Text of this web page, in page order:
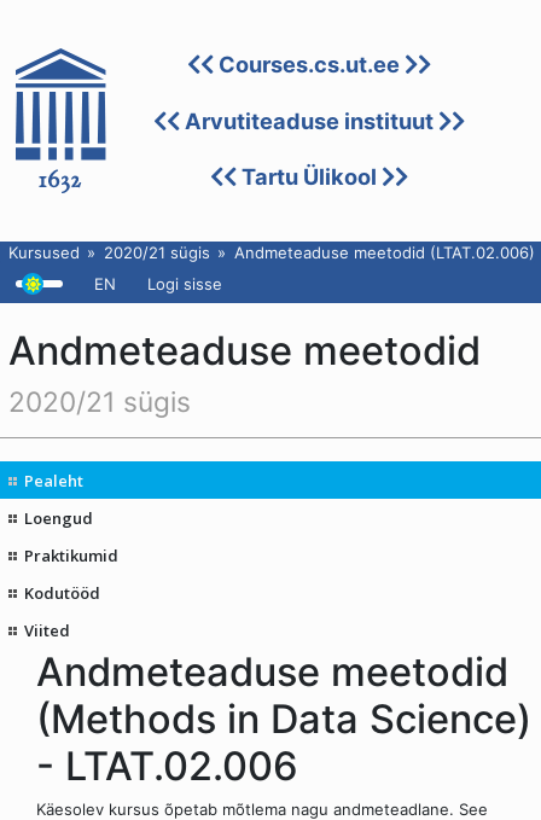
Courses.cs.ut.ee
Arvutiteaduse instituut
Tartu Ülikool
Kursused 2020/21 sügis
Andmeteaduse meetodid (LTAT.02.006)
EN
Logi sisse
Andmeteaduse meetodid
2020/21 sügis
Pealeht
Loengud
Praktikumid
Kodutööd
Viited
Andmeteaduse meetodid
(Methods in Data Science)
- LTAT.02.006
Käesolev kursus õpetab mõtlema nagu andmeteadlane. See